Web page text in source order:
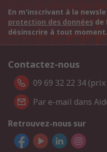
En m'inscrivant à la
protection des données de
désinscrire à tout moment.
Contactez-nous
09 69 32 22 34
Par e-mail dans
Retrouvez-nous sur